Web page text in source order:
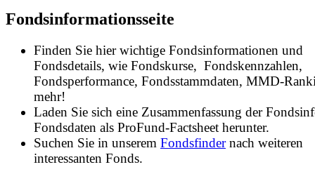
Fondsinformationsseite
Finden Sie hier wichtige Fondsinformationen und
Fondsdetails, wie Fondskurse, Fondskennzahlen,
Fondsperformance, Fondsstammdaten, MMD-
mehr!
Laden Sie sich eine Zusammenfassung der
Fondsdaten als ProFund-Factsheet herunter.
Suchen Sie in unserem Fondsfindernach weiteren
interessanten Fonds.